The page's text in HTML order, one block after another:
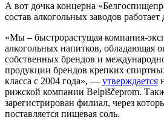
А вот дочка концерна
состав алкогольных заводов
«Мы – быстрорастущая компания-
алкогольных напитков, обладающая
собственных брендов и
продукции брендов крепких
класса с 2004 года», — утверждается
рижской компании Belpiščeprom.
зарегистрирован филиал, через
поставляется пищевая соль.